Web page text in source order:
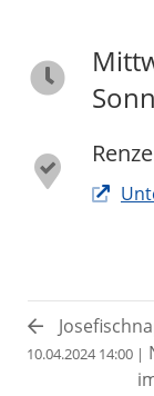
10.04.2024 14:00 |